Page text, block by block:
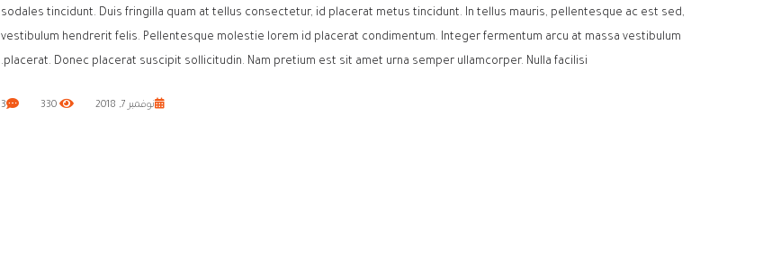
sodales tincidunt. Duis fringilla quam at tellus consectetur, id placerat metus tincidunt. In tellus mauris, pellentesque ac est sed,
vestibulum hendrerit felis. Pellentesque molestie lorem id placerat condimentum. Integer fermentum arcu at massa vestibulum
placerat. Donec placerat suscipit sollicitudin. Nam pretium est sit amet urna semper ullamcorper. Nulla facilisi.
نوفمبر 7, 2018 330
3